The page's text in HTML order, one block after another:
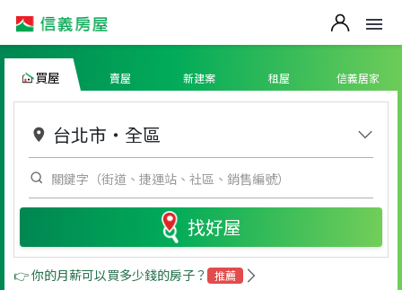
買屋 賣屋 新建案 租屋 信義居家
台北市 ・ 全區
找好屋
👉 你的月薪可以買多少錢的房子？ 推薦